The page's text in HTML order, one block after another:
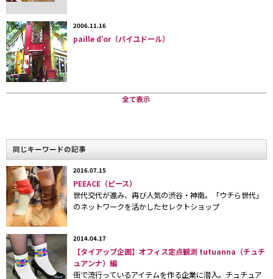
MAM」。同ブランドの直営店「
ギャルド）」が
沿いにオープンし人気を呼んでいる。ここ最近、定点観
測でも、同ブランドのレッグウェアを着用する女の子が
増えていることから、早速取材を行った。
オーナー兼デザイナーを務めるのは、渡辺一祐さん
（40歳）。東京出身の渡辺さんは、中学卒業後に単身で
札幌へ。さまざまな職を経て、
着店「chop（チョップ）」を友人と共同で設立。折から
の古着ブームに乗って店舗を拡大するも、34 歳のときに
方向転換。アメリカのストッキングメーカーから声がか
かり、レッグウェアの輸入・卸売をスタートした。
2006.11.16
paille d’or（パイユドール）
同じキーワードの記事
2016.07.15
PEEACE（ピース）
世代交代が進み、再び人気の渋谷・神南。「ウチら世代」
のネットワークを活かしたセレクトショップ
2014.04.17
【タイアップ企画】オフィス定点観測 tutuanna（チュチ
ュアンナ）編
街で流行っているアイテムを作る企業に潜入。チュチュア